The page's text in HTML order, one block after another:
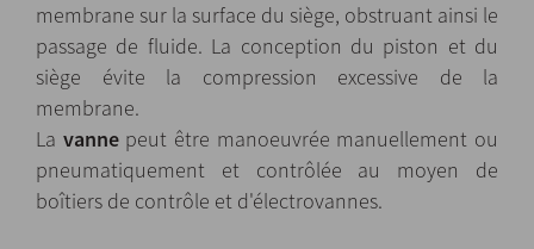
membrane sur la surface du siège, obstruant ainsi le
passage de fluide. La conception du piston et du
siège évite la compression excessive de la
membrane.
La vannepeut être manoeuvrée manuellement ou
pneumatiquement et contrôlée au moyen de
boîtiers de contrôle et d'électrovannes.